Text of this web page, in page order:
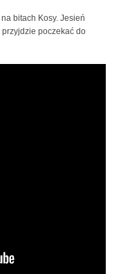
bitach Kosy. Jesień
poczekać do